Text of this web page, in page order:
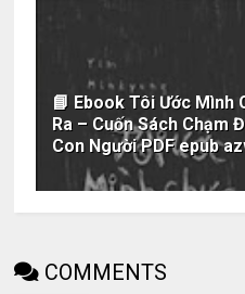
📘 Ebook Tôi Ước Mình
Ra – Cuốn Sách Chạm
Con Người PDF epub
COMMENTS